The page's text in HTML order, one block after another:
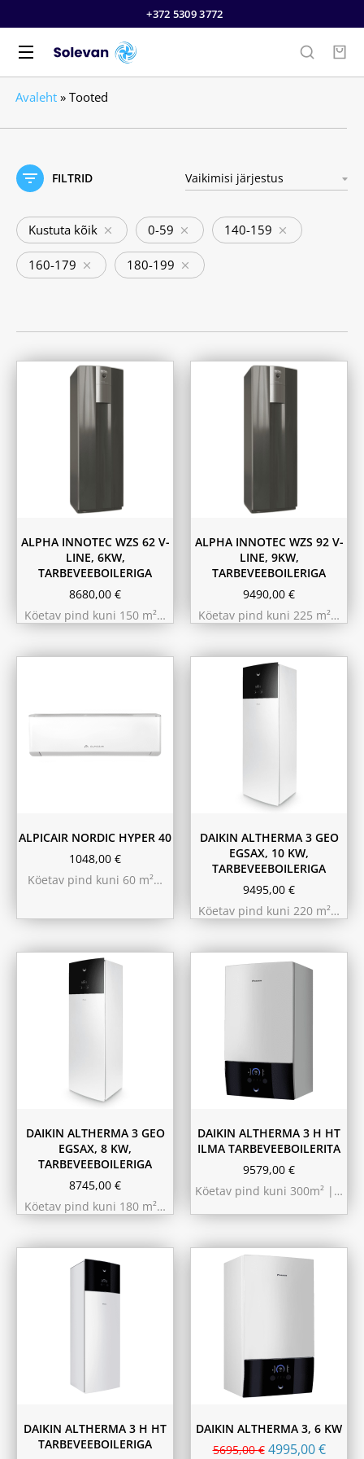
+372 5309 3772
Avaleht » Tooted
FILTRID
Kustuta kõik 0-59 140-159
160-179 180-199
ALPHA INNOTEC WZS 62 V-
LINE, 6KW,
TARBEVEEBOILERIGA
8680,00 €
Köetav pind kuni 150 m²…
ALPHA INNOTEC WZS 92 V-
LINE, 9KW,
TARBEVEEBOILERIGA
9490,00 €
Köetav pind kuni 225 m²…
ALPICAIR NORDIC HYPER 40
1048,00 €
Köetav pind kuni 60 m²…
DAIKIN ALTHERMA 3 GEO
EGSAX, 10 KW,
TARBEVEEBOILERIGA
9495,00 €
Köetav pind kuni 220 m²…
DAIKIN ALTHERMA 3 GEO
EGSAX, 8 KW,
TARBEVEEBOILERIGA
8745,00 €
Köetav pind kuni 180 m²…
10.44 kW 260m²
9.75 kW 220m²
DAIKIN ALTHERMA 3 H HT
ILMA TARBEVEEBOILERITA
9579,00 €
Köetav pind kuni 300m² |…
230L
DAIKIN ALTHERMA 3 H HT
TARBEVEEBOILERIGA
DAIKIN ALTHERMA 3, 6 KW
5695,00€ 4995,00€